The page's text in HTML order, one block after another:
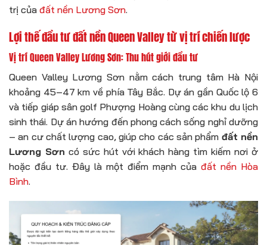
trị của đất nền Lương Sơn.
Lợi thế đầu tư đất nền Queen Valley từ vị trí chiến lược
Vị trí Queen Valley Lương Sơn: Thu hút giới đầu tư
Queen Valley Lương Sơn nằm cách trung tâm Hà Nội
khoảng 45–47 km về phía Tây Bắc. Dự án gần Quốc lộ 6
và tiếp giáp sân golf Phượng Hoàng cùng các khu du lịch
sinh thái. Dự án hướng đến phong cách sống nghỉ dưỡng
– an cư chất lượng cao, giúp cho các sản phẩm đất nền
Lương Sơn có sức hút với khách hàng tìm kiếm nơi ở
hoặc đầu tư. Đây là một điểm mạnh của đất nền Hòa
Bình.